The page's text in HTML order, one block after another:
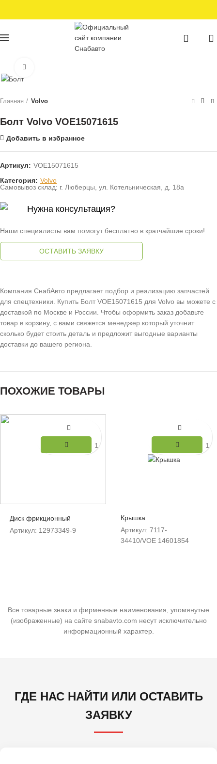
Главная Volvo
Болт Volvo VOE15071615
Добавить в избранное
Артикул: VOE15071615
Категория: Volvo
Самовывоз склад: г. Люберцы, ул. Котельническая, д. 18а
Нужна консультация?
Наши специалисты вам помогут бесплатно в кратчайшие сроки!
ОСТАВИТЬ ЗАЯВКУ
Компания СнабАвто предлагает подбор и реализацию запчастей
для спецтехники. Купить Болт VOE15071615 для Volvo вы можете с
доставкой по Москве и России. Чтобы оформить заказ добавьте
товар в корзину, с вами свяжется менеджер который уточнит
сколько будет стоить деталь и предложит выгодные варианты
доставки до вашего региона.
ПОХОЖИЕ ТОВАРЫ
Диск фрикционный
Артикул: 12973349-9
Количество
Крышка
Артикул: 7117-
34410/VOE 14601854
Все товарные знаки и фирменные наименования, упомянутые
(изображенные) на сайте snabavto.com несут исключительно
информационный характер.
ГДЕ НАС НАЙТИ ИЛИ ОСТАВИТЬ
ЗАЯВКУ